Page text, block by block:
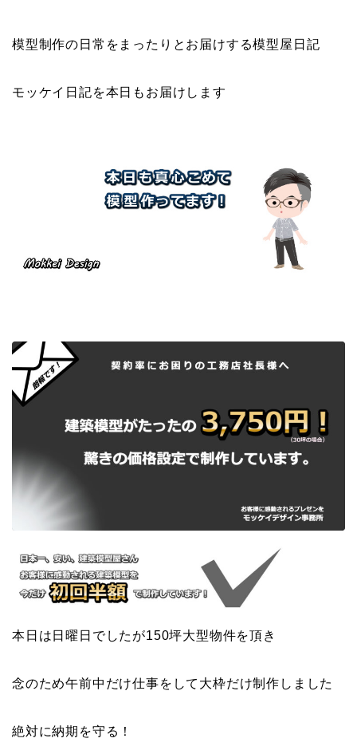
模型制作の日常をまったりとお届けする模型屋日記
モッケイ日記を本日もお届けします
本日は日曜日でしたが150坪大型物件を頂き
念のため午前中だけ仕事をして大枠だけ制作しました
絶対に納期を守る！